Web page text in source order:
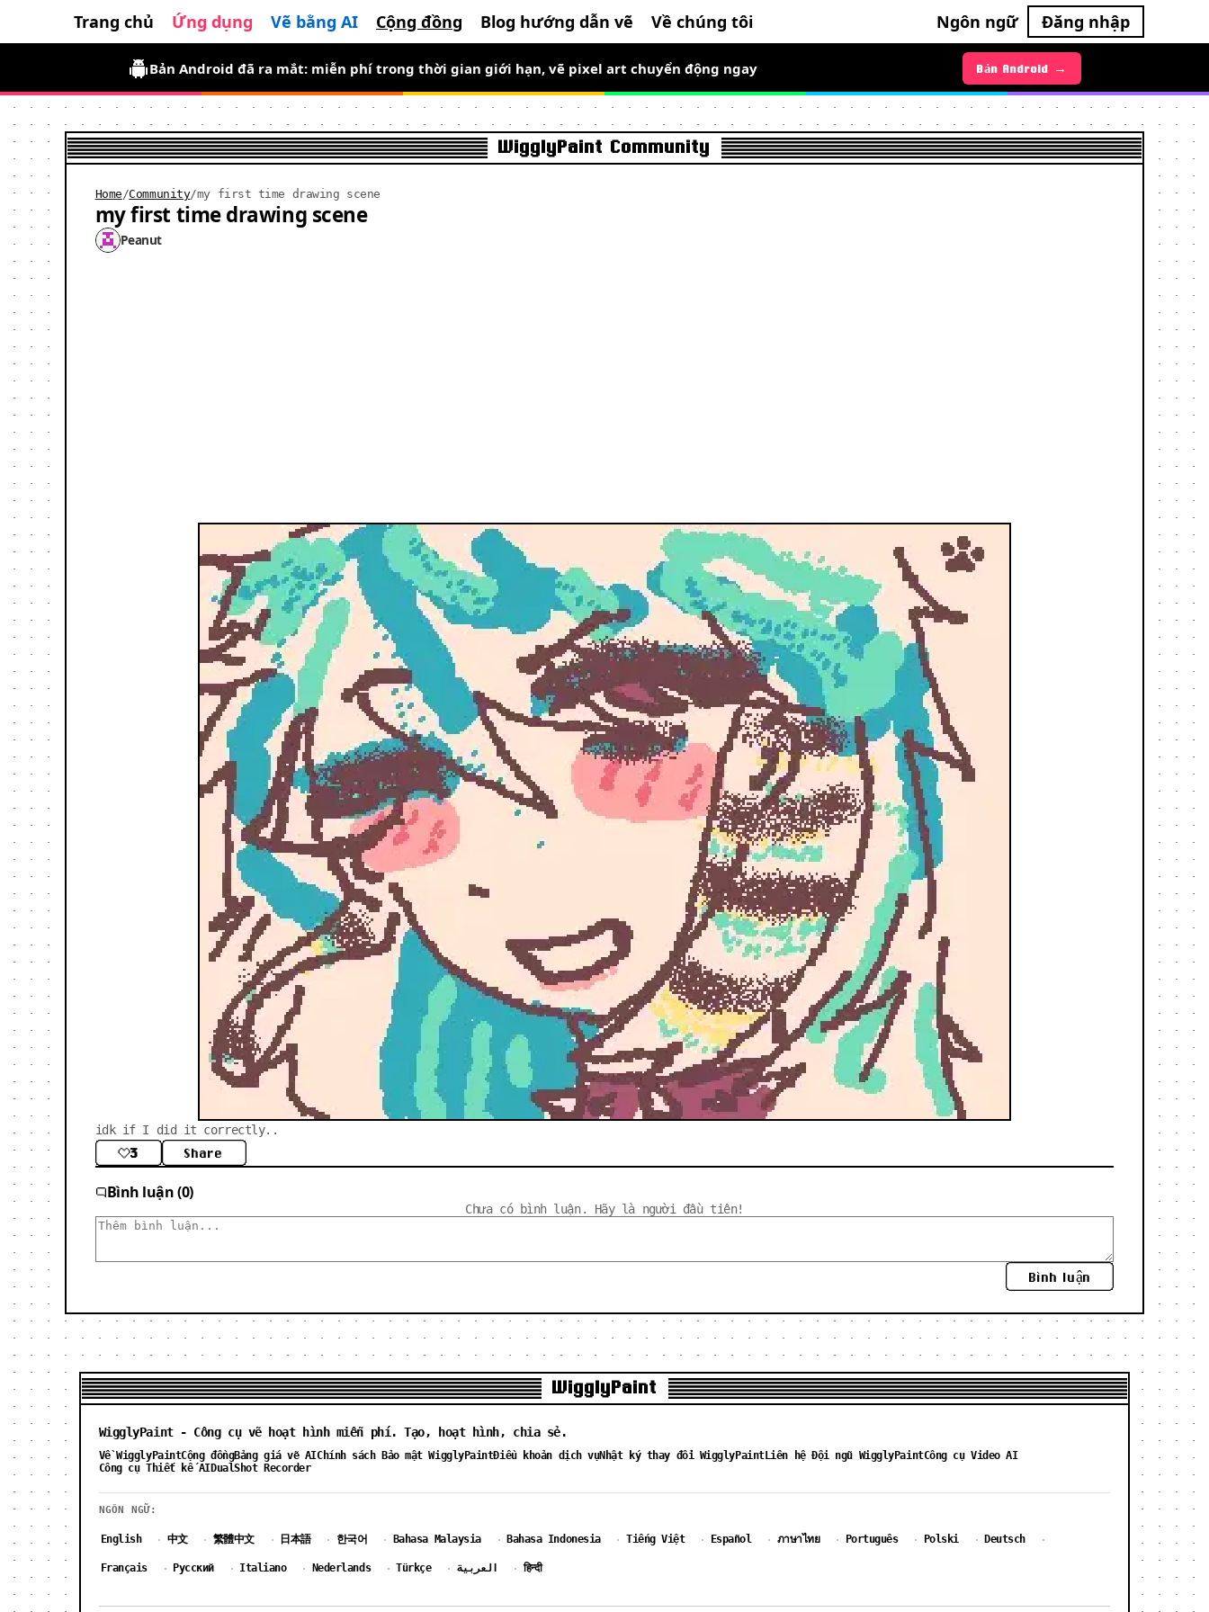
Trang chủ Ứng dụng Vẽ bằng AI Cộng đồng Blog hướng dẫn vẽ Về chúng tôi Ngôn ngữ Đăng nhập
Bản Android đã ra mắt: miễn phí trong thời gian giới hạn, vẽ pixel art chuyển động ngay Bản Android →
Bản iOS →
WigglyPaint Community
Home /Community/my first time drawing scene
my first time drawing scene
Peanut
idk if I did it correctly..
3 Share
Bình luận (0)
Chưa có bình luận. Hãy là người đầu tiên!
Bình luận
WigglyPaint
WigglyPaint - Công cụ vẽ hoạt hình miễn phí. Tạo, hoạt hình, chia sẻ.
Về WigglyPaintCộng đồngBảng giá vẽ AIChính sách Bảo mật WigglyPaintĐiều khoản dịch vụNhật ký thay đổi WigglyPaintLiên hệ Đội ngũ WigglyPaintCông cụ Video AI
Công cụ Thiết kế AIDualShot Recorder
NGÔN NGỮ:
English · 中文 · 繁體中文 · 日本語 · 한국어 · Bahasa Malaysia · Bahasa Indonesia · Tiếng Việt · Español · ภาษาไทย · Português · Polski · Deutsch ·
Français · Русский · Italiano · Nederlands · Türkçe · العربية · हिन्दी